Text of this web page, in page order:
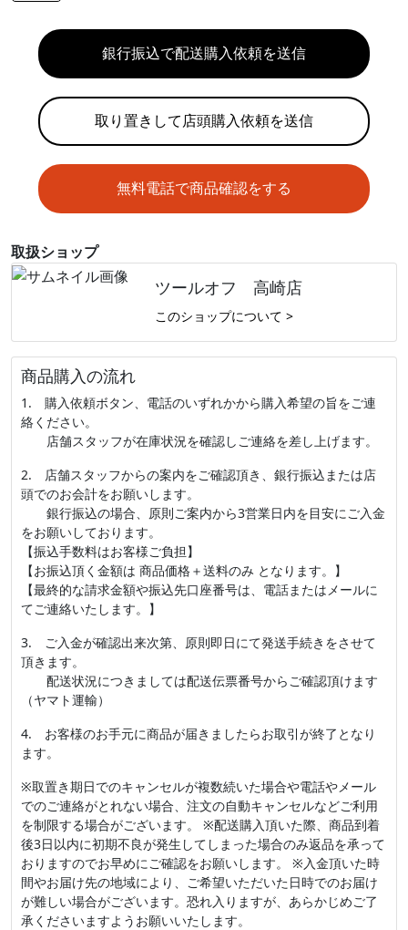
銀行振込で配送購入依頼を送信
取り置きして店頭購入依頼を送信
無料電話で商品確認をする
取扱ショップ
ツールオフ 高崎店
このショップについて >
商品購入の流れ
1. 購入依頼ボタン、電話のいずれかから購入希望の旨をご連
絡ください。
店舗スタッフが在庫状況を確認しご連絡を差し上げます。
2. 店舗スタッフからの案内をご確認頂き、銀行振込または店
頭でのお会計をお願いします。
銀行振込の場合、原則ご案内から3営業日内を目安にご入金
をお願いしております。
【振込手数料はお客様ご負担】
【お振込頂く金額は 商品価格＋送料のみ となります。】
【最終的な請求金額や振込先口座番号は、電話またはメールに
てご連絡いたします。】
3. ご入金が確認出来次第、原則即日にて発送手続きをさせて
頂きます。
配送状況につきましては配送伝票番号からご確認頂けます
（ヤマト運輸）
4. お客様のお手元に商品が届きましたらお取引が終了となり
ます。
※取置き期日でのキャンセルが複数続いた場合や電話やメール
でのご連絡がとれない場合、注文の自動キャンセルなどご利用
を制限する場合がございます。 ※配送購入頂いた際、商品到着
後3日以内に初期不良が発生してしまった場合のみ返品を承って
おりますのでお早めにご確認をお願いします。 ※入金頂いた時
間やお届け先の地域により、ご希望いただいた日時でのお届け
が難しい場合がございます。恐れ入りますが、あらかじめご了
承くださいますようお願いいたします。